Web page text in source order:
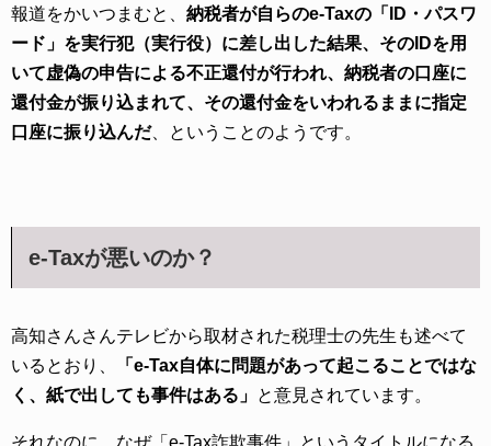
報道をかいつまむと、 納税者が自らのe-Taxの「ID・パスワ
ード」を実行犯（実行役）に差し出した結果、そのIDを用
いて虚偽の申告による不正還付が行われ、納税者の口座に
還付金が振り込まれて、その還付金をいわれるままに指定
口座に振り込んだ、ということのようです。
e-Taxが悪いのか？
高知さんさんテレビから取材された税理士の先生も述べて
いるとおり、
「e-Tax自体に問題があって起こることではな
く、紙で出しても事件はある」 と意見されています。
それなのに、なぜ「e-Tax詐欺事件」というタイトルになる